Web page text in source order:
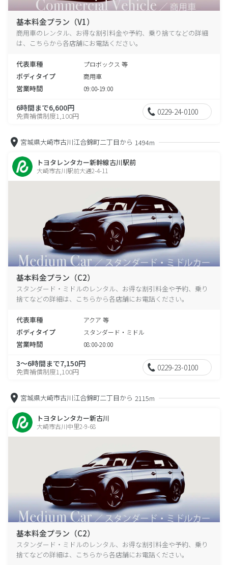
基本料金プラン（V1）
商用車のレンタル、お得な割引料金や予約、乗り捨てなどの詳細
は、こちらから各店舗にお電話ください。
代表車種 プロボックス 等
ボディタイプ 商用車
営業時間 09:00-19:00
6時間まで6,600円
免責補償制度1,100円 0229-24-0100
宮城県大崎市古川江合錦町二丁目から 1494m
トヨタレンタカー新幹線古川駅前
大崎市古川駅前大通2-4-11
基本料金プラン（C2）
スタンダード・ミドルのレンタル、お得な割引料金や予約、乗り
捨てなどの詳細は、こちらから各店舗にお電話ください。
代表車種 アクア 等
ボディタイプ スタンダード・ミドル
営業時間 08:00-20:00
3～6時間まで7,150円
免責補償制度1,100円 0229-23-0100
宮城県大崎市古川江合錦町二丁目から 2115m
トヨタレンタカー新古川
大崎市古川中里2-9-68
基本料金プラン（C2）
スタンダード・ミドルのレンタル、お得な割引料金や予約、乗り
捨てなどの詳細は、こちらから各店舗にお電話ください。